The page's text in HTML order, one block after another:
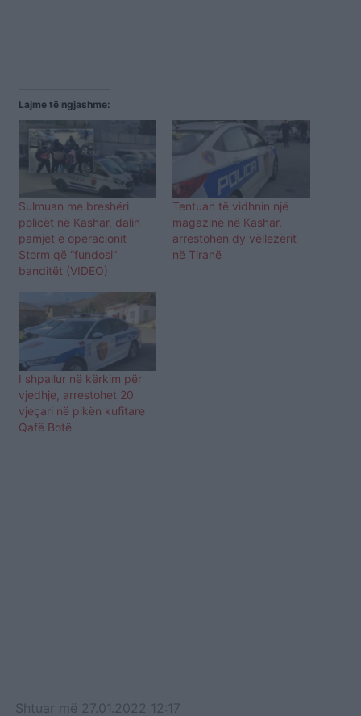
Lajme të ngjashme:
Sulmuan me breshëri
policët në Kashar, dalin
pamjet e operacionit
Storm që “fundosi”
banditët (VIDEO)
Tentuan të vidhnin një
magazinë në Kashar,
arrestohen dy vëllezërit
në Tiranë
I shpallur në kërkim për
vjedhje, arrestohet 20
vjeçari në pikën kufitare
Qafë Botë
Shtuar më 27.01.2022 12:17